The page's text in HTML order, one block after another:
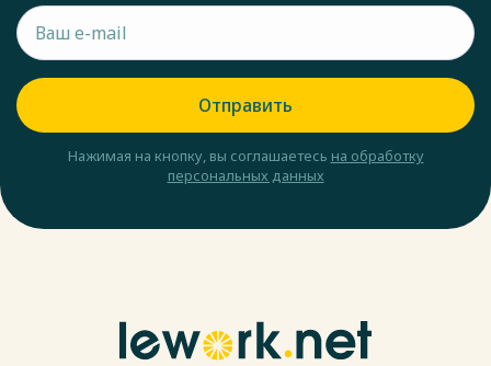
Отправить
Нажимая на кнопку, вы соглашаетесь на обработку
персональных данных